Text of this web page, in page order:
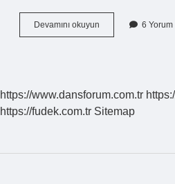
Devamını okuyun
Kağıdı
6 Yorum
https://www.dansforum.com.tr
https://fudek.com.tr Sitemap